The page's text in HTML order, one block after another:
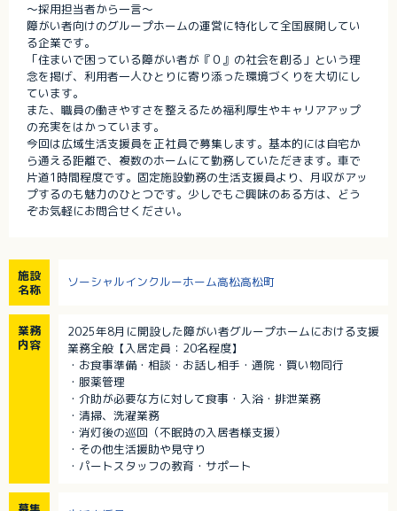
～採用担当者から一言～
障がい者向けのグループホームの運営に特化して全国展開してい
る企業です。
「住まいで困っている障がい者が『０』の社会を創る」という理
念を掲げ、利用者一人ひとりに寄り添った環境づくりを大切にし
ています。
また、職員の働きやすさを整えるため福利厚生やキャリアアップ
の充実をはかっています。
今回は広域生活支援員を正社員で募集します。基本的には自宅か
ら通える距離で、複数のホームにて勤務していただきます。車で
片道1時間程度です。固定施設勤務の生活支援員より、月収がアッ
プするのも魅力のひとつです。少しでもご興味のある方は、どう
ぞお気軽にお問合せください。
施設
名称
ソーシャルインクルーホーム高松高松町
業務
内容
2025年8月に開設した障がい者グループホームにおける支援
業務全般【入居定員：20名程度】
・お食事準備・相談・お話し相手・通院・買い物同行
・服薬管理
・介助が必要な方に対して食事・入浴・排泄業務
・清掃、洗濯業務
・消灯後の巡回（不眠時の入居者様支援）
・その他生活援助や見守り
・パートスタッフの教育・サポート